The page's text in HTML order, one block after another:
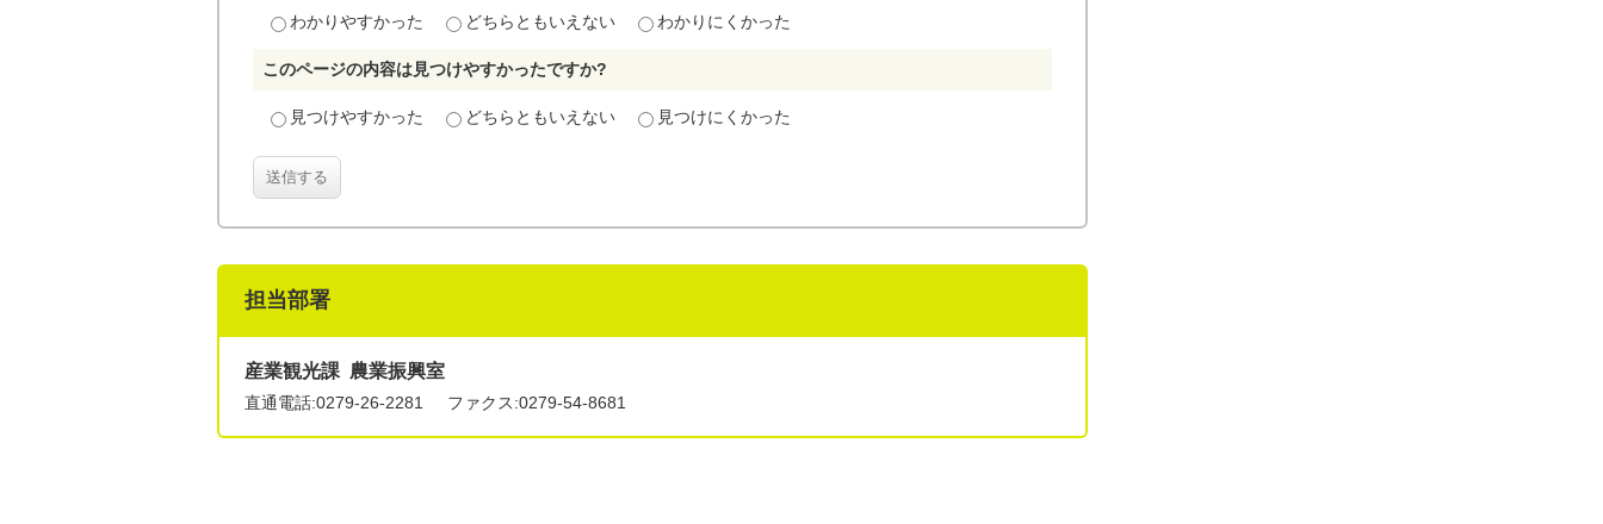
わかりやすかった どちらともいえない わかりにくかった
このページの内容は見つけやすかったですか?
見つけやすかった どちらともいえない 見つけにくかった
送信する
担当部署
産業観光課 農業振興室
直通電話:0279-26-2281 ファクス:0279-54-8681